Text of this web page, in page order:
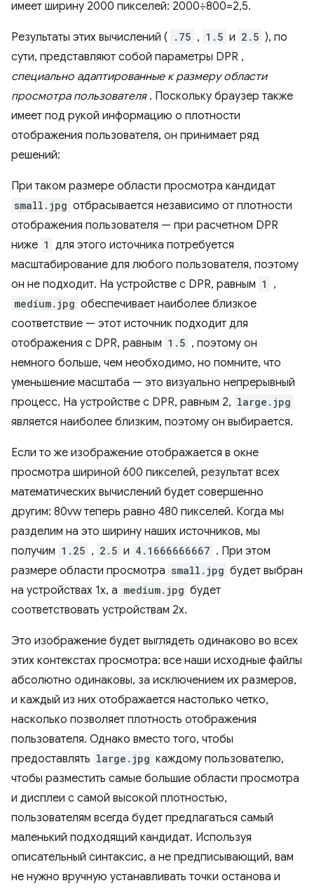
имеет ширину 2000 пикселей: 2000÷800=2,5.
Результаты этих вычислений ( .75 , 1.5 и 2.5 ), по
сути, представляют собой параметры DPR ,
специально адаптированные к размеру области
просмотра пользователя. Поскольку браузер также
имеет под рукой информацию о плотности
отображения пользователя, он принимает ряд
решений:
При таком размере области просмотра кандидат
small.jpg отбрасывается независимо от плотности
отображения пользователя — при расчетном DPR
ниже 1 для этого источника потребуется
масштабирование для любого пользователя, поэтому
он не подходит. На устройстве с DPR, равным 1 ,
medium.jpg обеспечивает наиболее близкое
соответствие — этот источник подходит для
отображения с DPR, равным 1.5 , поэтому он
немного больше, чем необходимо, но помните, что
уменьшение масштаба — это визуально непрерывный
процесс. На устройстве с DPR, равным 2, large.jpg
является наиболее близким, поэтому он выбирается.
Если то же изображение отображается в окне
просмотра шириной 600 пикселей, результат всех
математических вычислений будет совершенно
другим: 80vw теперь равно 480 пикселей. Когда мы
разделим на это ширину наших источников, мы
получим 1.25 , 2.5 и 4.1666666667 . При этом
размере области просмотра small.jpg будет выбран
на устройствах 1x, а medium.jpg будет
соответствовать устройствам 2x.
Это изображение будет выглядеть одинаково во всех
этих контекстах просмотра: все наши исходные файлы
абсолютно одинаковы, за исключением их размеров,
и каждый из них отображается настолько четко,
насколько позволяет плотность отображения
пользователя. Однако вместо того, чтобы
предоставлять large.jpg каждому пользователю,
чтобы разместить самые большие области просмотра
и дисплеи с самой высокой плотностью,
пользователям всегда будет предлагаться самый
маленький подходящий кандидат. Используя
описательный синтаксис, а не предписывающий, вам
не нужно вручную устанавливать точки останова и